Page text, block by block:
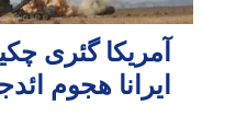
آمریکا گئری
ایرانا هجوم